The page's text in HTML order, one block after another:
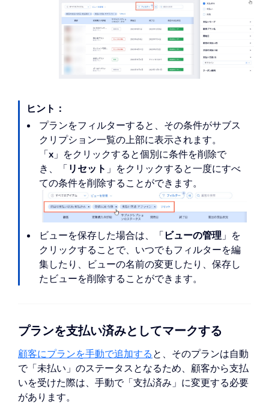
ヒント：
プランをフィルターすると、その条件がサブス
クリプション一覧の上部に表示されます。
「x 」をクリックすると個別に条件を削除で
き、「 リセット 」をクリックすると一度にすべ
ての条件を削除することができます。
ビューを保存した場合は、「 ビューの管理 」を
クリックすることで、いつでもフィルターを編
集したり、ビューの名前の変更したり、保存し
たビューを削除することができます。
プランを支払い済みとしてマークする
顧客にプランを手動で追加する と、そのプランは自動
で「未払い」のステータスとなるため、顧客から支払
いを受けた際は、手動で「支払済み」に変更する必要
があります。